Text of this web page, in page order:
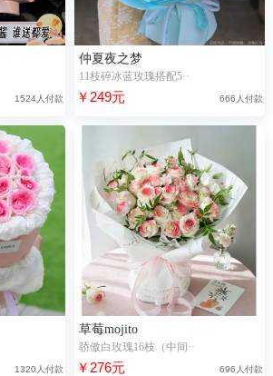
1524人付款
仲夏夜之梦
11枝碎冰蓝玫瑰搭配5··
￥249元 666人付款
1320人付款
草莓mojito
骄傲白玫瑰16枝（中间··
￥276元 696人付款